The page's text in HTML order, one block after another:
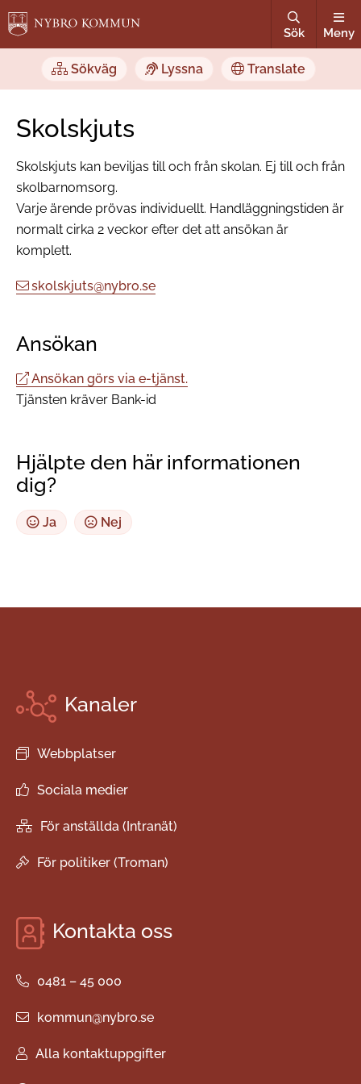
Sök Meny
Sökväg Lyssna Translate
Skolskjuts
Skolskjuts kan beviljas till och från skolan. Ej till och från
skolbarnomsorg.
Varje ärende prövas individuellt. Handläggningstiden är
normalt cirka 2 veckor efter det att ansökan är
komplett.
skolskjuts@nybro.se
Ansökan
Ansökan görs via e-tjänst.
Tjänsten kräver Bank-id
Hjälpte den här informationen
dig?
Ja Nej
Kanaler
Webbplatser
Sociala medier
För anställda (Intranät)
För politiker (Troman)
Kontakta oss
0481 – 45 000
kommun@nybro.se
Alla kontaktuppgifter